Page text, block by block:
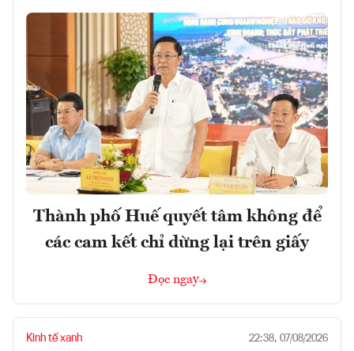
Thành phố Huế quyết tâm không để
các cam kết chỉ dừng lại trên giấy
Đọc ngay
Kinh tế xanh 22:38, 07/08/2026